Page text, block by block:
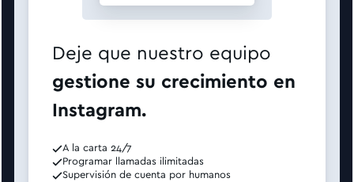
Deje que nuestro equipo
gestione su crecimiento en
Instagram.
A la carta 24/7
Programar llamadas ilimitadas
Supervisión de cuenta por humanos